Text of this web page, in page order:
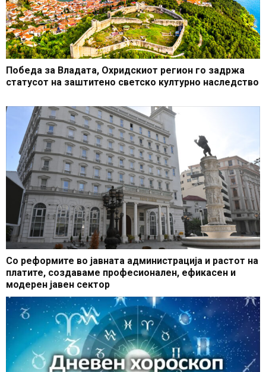
Победа за Владата, Охридскиот регион го задржа
статусот на заштитено светско културно наследство
Со реформите во јавната администрација и растот на
платите, создаваме професионален, ефикасен и
модерен јавен сектор